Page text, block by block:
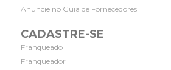
Anuncie no Guia de Fornecedores
CADASTRE-SE
Franqueado
Franqueador